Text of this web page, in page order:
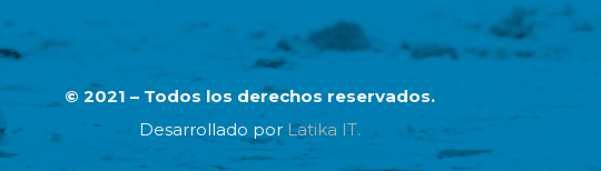
© 2021 – Todos los derechos reservados.
Desarrollado por Latika IT.